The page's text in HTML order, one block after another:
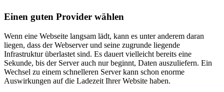
Einen guten Provider wählen
Wenn eine Webseite langsam lädt, kann es unter anderem daran
liegen, dass der Webserver und seine zugrunde liegende
Infrastruktur überlastet sind. Es dauert vielleicht bereits eine
Sekunde, bis der Server auch nur beginnt, Daten auszuliefern. Ein
Wechsel zu einem schnelleren Server kann schon enorme
Auswirkungen auf die Ladezeit Ihrer Website haben.